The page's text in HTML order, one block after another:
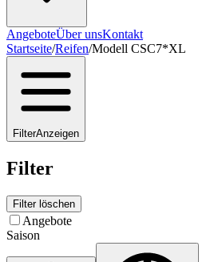
AngeboteÜber unsKontakt
Startseite/Reifen/Modell CSC7*XL
FilterAnzeigen
Filter
Filter löschen
Angebote
Saison